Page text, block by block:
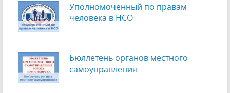
Уполномоченный по правам
человека в НСО
Бюллетень органов местного
самоуправления